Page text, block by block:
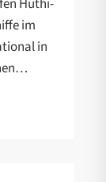
im
in